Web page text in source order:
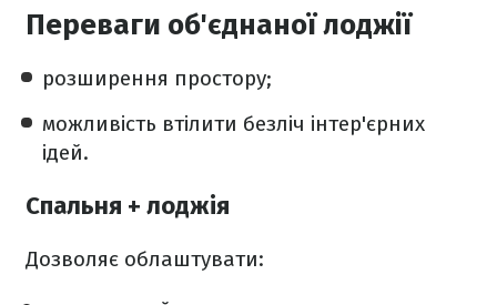
Переваги об'єднаної лоджії
розширення простору;
можливість втілити безліч інтер'єрних
ідей.
Спальня + лоджія
Дозволяє облаштувати: